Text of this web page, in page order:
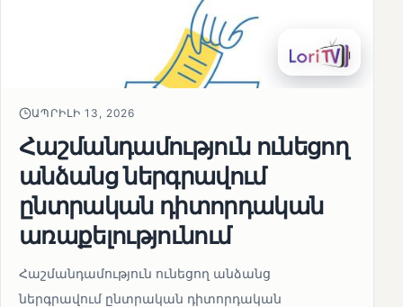
ԱՊՐԻԼԻ 13, 2026
Հաշմանդամություն ունեցող
անձանց ներգրավում
ընտրական դիտորդական
առաքելությունում
Հաշմանդամություն ունեցող անձանց
ներգրավում ընտրական դիտորդական